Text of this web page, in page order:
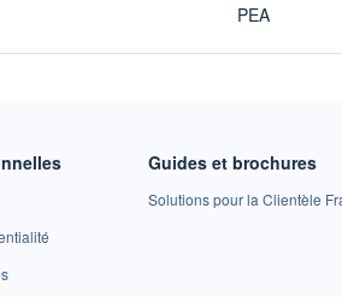
PEA
Guides et brochures
Solutions pour la Clientèle